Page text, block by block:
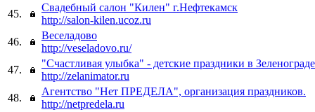
45.
Свадебный салон "Килен" г.Нефтекамск
http://salon-kilen.ucoz.ru
46.
Веселадово
http://veseladovo.ru/
47.
"Счастливая улыбка" - детские праздники в Зеленограде
http://zelanimator.ru
48.
Агентство "Нет ПРЕДЕЛА", организация праздников.
http://netpredela.ru